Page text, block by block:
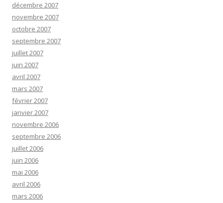
décembre 2007
novembre 2007
octobre 2007
septembre 2007
juillet 2007
juin 2007
avril 2007
mars 2007
février 2007
janvier 2007
novembre 2006
septembre 2006
juillet 2006
juin 2006
mai 2006
avril 2006
mars 2006